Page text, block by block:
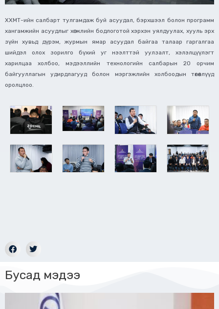
ХХМТ-ийн салбарт тулгамдаж буй асуудал, бэрхшээл болон программ
хангамжийн асуудлыг хөгжлийн бодлоготой хэрхэн уялдуулах, хууль эрх
зүйн хувьд дүрэм, журмын ямар асуудал байгаа талаар гаргалгаа
шийдэл олох зорилго бүхий уг нээлттэй уулзалт, хэлэлцүүлэгт
харилцаа холбоо, мэдээллийн технологийн салбарын 20 орчим
байгууллагын удирдлагууд болон мэргэжлийн холбоодын төлөөллүүд
оролцлоо.
Бусад мэдээ